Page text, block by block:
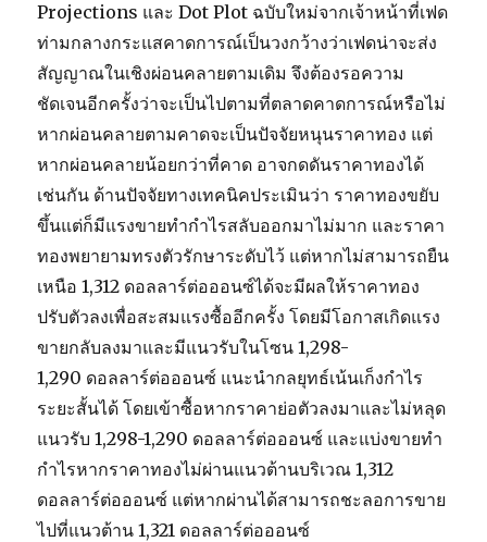
Projections และ Dot Plot ฉบับใหม่จากเจ้าหน้าที่เฟด
ท่ามกลางกระแสคาดการณ์เป็นวงกว้างว่าเฟดน่าจะส่ง
สัญญาณในเชิงผ่อนคลายตามเดิม จึงต้องรอความ
ชัดเจนอีกครั้งว่าจะเป็นไปตามที่ตลาดคาดการณ์หรือไม่
หากผ่อนคลายตามคาดจะเป็นปัจจัยหนุนราคาทอง แต่
หากผ่อนคลายน้อยกว่าที่คาด อาจกดดันราคาทองได้
เช่นกัน ด้านปัจจัยทางเทคนิคประเมินว่า ราคาทองขยับ
ขึ้นแต่ก็มีแรงขายทำกำไรสลับออกมาไม่มาก และราคา
ทองพยายามทรงตัวรักษาระดับไว้ แต่หากไม่สามารถยืน
เหนือ 1,312 ดอลลาร์ต่อออนซ์ได้จะมีผลให้ราคาทอง
ปรับตัวลงเพื่อสะสมแรงซื้ออีกครั้ง โดยมีโอกาสเกิดแรง
ขายกลับลงมาและมีแนวรับในโซน 1,298-
1,290 ดอลลาร์ต่อออนซ์ แนะนำกลยุทธ์เน้นเก็งกำไร
ระยะสั้นได้ โดยเข้าซื้อหากราคาย่อตัวลงมาและไม่หลุด
แนวรับ 1,298-1,290 ดอลลาร์ต่อออนซ์ และแบ่งขายทำ
กำไรหากราคาทองไม่ผ่านแนวต้านบริเวณ 1,312
ดอลลาร์ต่อออนซ์ แต่หากผ่านได้สามารถชะลอการขาย
ไปที่แนวต้าน 1,321 ดอลลาร์ต่อออนซ์